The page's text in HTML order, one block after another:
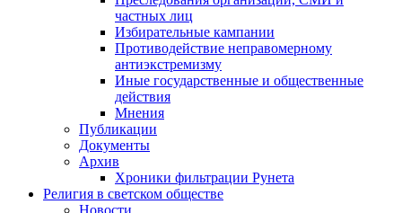
частных лиц
Избирательные кампании
Противодействие неправомерному
антиэкстремизму
Иные государственные и общественные
действия
Мнения
Публикации
Документы
Архив
Хроники фильтрации Рунета
Религия в светском обществе
Новости